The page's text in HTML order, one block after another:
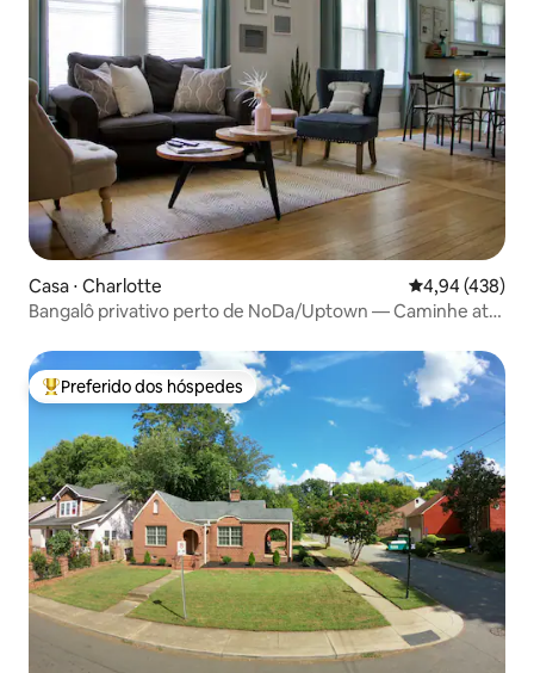
Casa ⋅ Charlotte 4,94 de uma
4,94 (438)
Bangalô privativo perto de NoDa/Uptown — Caminhe até
Entre os melhores preferidos dos hóspedes
Preferido dos hóspedes